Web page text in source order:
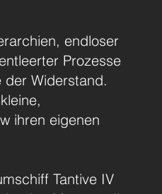
endloser
Prozesse
der Widerstand.
ihren eigenen
Tantive IV